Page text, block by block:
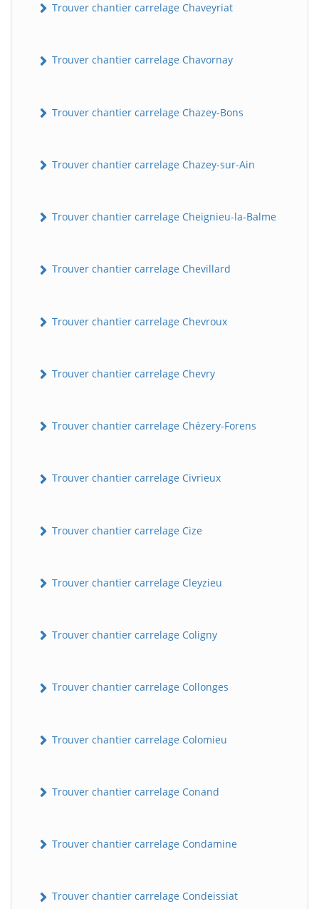
Trouver chantier carrelage Chaveyriat
Trouver chantier carrelage Chavornay
Trouver chantier carrelage Chazey-Bons
Trouver chantier carrelage Chazey-sur-Ain
Trouver chantier carrelage Cheignieu-la-Balme
Trouver chantier carrelage Chevillard
Trouver chantier carrelage Chevroux
Trouver chantier carrelage Chevry
Trouver chantier carrelage Chézery-Forens
Trouver chantier carrelage Civrieux
Trouver chantier carrelage Cize
Trouver chantier carrelage Cleyzieu
Trouver chantier carrelage Coligny
Trouver chantier carrelage Collonges
Trouver chantier carrelage Colomieu
Trouver chantier carrelage Conand
Trouver chantier carrelage Condamine
Trouver chantier carrelage Condeissiat